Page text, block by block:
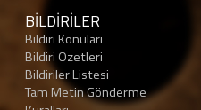
BİLDİRİLER
Bildiri Konuları
Bildiri Özetleri
Bildiriler Listesi
Tam Metin Gönderme